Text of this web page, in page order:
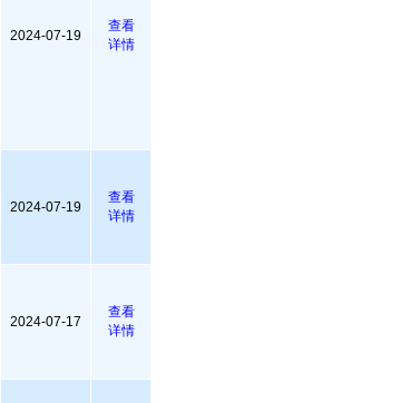
2024-07-19
查看
详情
2024-07-19
查看
详情
2024-07-17
查看
详情